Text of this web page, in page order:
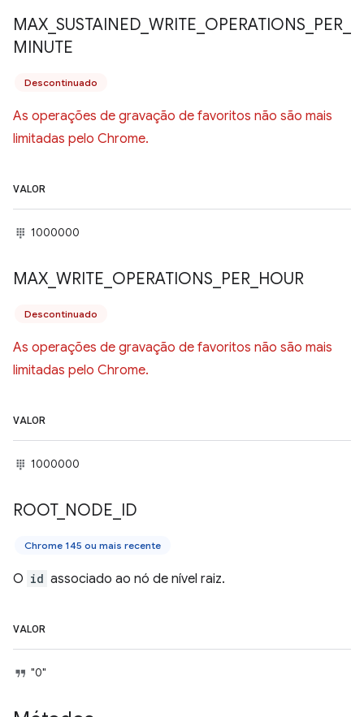
MAX SUSTAINED WRITE OPERATIONS PER
MINUTE
Descontinuado
As operações de gravação de favoritos não são mais
limitadas pelo Chrome.
VALOR
1000000
MAX WRITE OPERATIONS PER HOUR
Descontinuado
As operações de gravação de favoritos não são mais
limitadas pelo Chrome.
VALOR
1000000
ROOT_ NODE ID
Chrome 145 ou mais recente
O id associado ao nó de nível raiz.
VALOR
"0"